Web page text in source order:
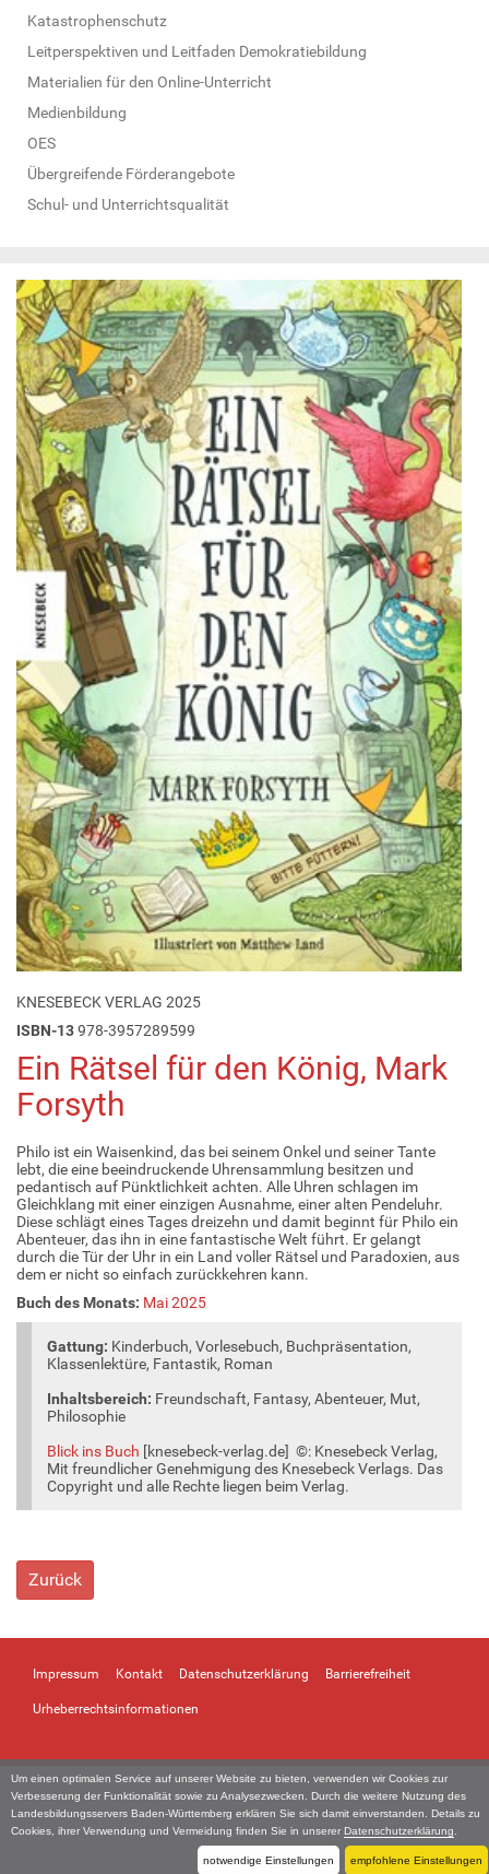
Um einen optimalen Service auf unserer Website zu bieten, verwenden wir Cookies zur
Verbesserung der Funktionalität sowie zu Analysezwecken. Durch die weitere Nutzung des
Landesbildungsservers Baden-Württemberg erklären Sie sich damit einverstanden. Details zu
Cookies, ihrer Verwendung und Vermeidung finden Sie in unserer Datenschutzerklärung
notwendige Einstellungen empfohlene Einstellungen
Katastrophenschutz
Leitperspektiven und Leitfaden Demokratiebildung
Materialien für den Online-Unterricht
Medienbildung
OES
Übergreifende Förderangebote
Schul- und Unterrichtsqualität
KNESEBECK VERLAG 2025
ISBN-13978-3957289599
Ein Rätsel für den König, Mark
Forsyth
Philo ist ein Waisenkind, das bei seinem Onkel und seiner Tante
lebt, die eine beeindruckende Uhrensammlung besitzen und
pedantisch auf Pünktlichkeit achten. Alle Uhren schlagen im
Gleichklang mit einer einzigen Ausnahme, einer alten Pendeluhr.
Diese schlägt eines Tages dreizehn und damit beginnt für Philo ein
Abenteuer, das ihn in eine fantastische Welt führt. Er gelangt
durch die Tür der Uhr in ein Land voller Rätsel und Paradoxien, aus
dem er nicht so einfach zurückkehren kann.
Buch des Monats: Mai 2025
Gattung: Kinderbuch, Vorlesebuch, Buchpräsentation,
Klassenlektüre, Fantastik, Roman
Inhaltsbereich: Freundschaft, Fantasy, Abenteuer, Mut,
Philosophie
Blick ins Buch [knesebeck-verlag.de] ©️: Knesebeck Verlag,
Mit freundlicher Genehmigung des Knesebeck Verlags. Das
Copyright und alle Rechte liegen beim Verlag.
Zurück
Impressum Kontakt Datenschutzerklärung Barrierefreiheit
Urheberrechtsinformationen